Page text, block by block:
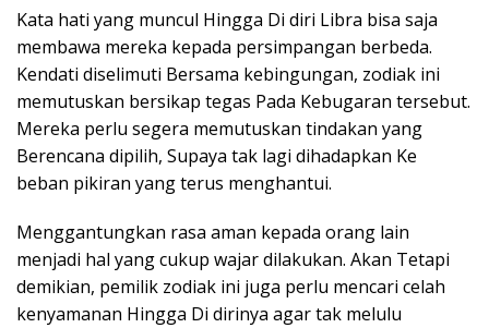
Kata hati yang muncul Hingga Di diri Libra bisa saja
membawa mereka kepada persimpangan berbeda.
Kendati diselimuti Bersama kebingungan, zodiak ini
memutuskan bersikap tegas Pada Kebugaran tersebut.
Mereka perlu segera memutuskan tindakan yang
Berencana dipilih, Supaya tak lagi dihadapkan Ke
beban pikiran yang terus menghantui.
Menggantungkan rasa aman kepada orang lain
menjadi hal yang cukup wajar dilakukan. Akan Tetapi
demikian, pemilik zodiak ini juga perlu mencari celah
kenyamanan Hingga Di dirinya agar tak melulu